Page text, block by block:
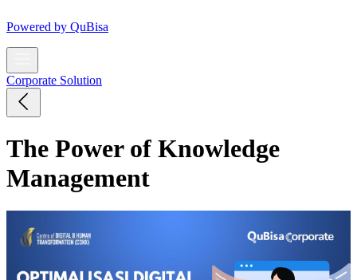
Powered by QuBisa
Corporate Solution
The Power of Knowledge
Management